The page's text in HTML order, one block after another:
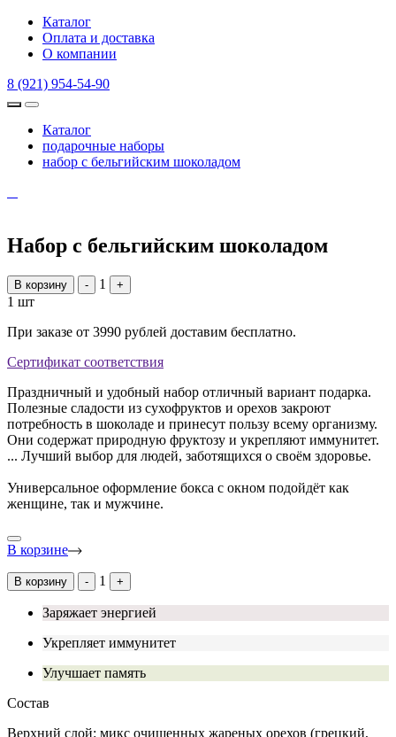
Каталог
Оплата и доставка
О компании
8 (921) 954-54-90
Каталог
подарочные наборы
набор с бельгийским шоколадом
Набор с бельгийским шоколадом
В корзину - 1 +
1 шт
При заказе от 3990 рублей доставим бесплатно.
Сертификат соответствия
Праздничный и удобный набор отличный вариант подарка.
Полезные сладости из сухофруктов и орехов закроют
потребность в шоколаде и принесут пользу всему организму.
Они содержат природную фруктозу и укрепляют иммунитет.
... Лучший выбор для людей, заботящихся о своём здоровье.
Универсальное оформление бокса с окном подойдёт как
женщине, так и мужчине.
В корзине
В корзину - 1 +
Заряжает энергией
Укрепляет иммунитет
Улучшает память
Состав
Верхний слой: микс очищенных жареных орехов (грецкий,